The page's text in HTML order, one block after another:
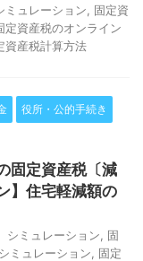
ュレーション
固定資
定資産税のオンライン
資産税計算方法
役所・公的手続き
固定資産税〔減
】住宅軽減額の
ミュレーション
固
ミュレーション
固定